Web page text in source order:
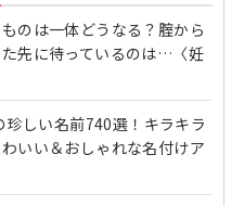
のは一体どうなる？腟から
先に待っているのは…〈妊
珍しい名前740選！キラキラ
いい＆おしゃれな名付けア